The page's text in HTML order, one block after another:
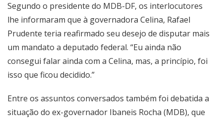
Segundo o presidente do MDB-DF, os interlocutores
lhe informaram que à governadora Celina, Rafael
Prudente teria reafirmado seu desejo de disputar mais
um mandato a deputado federal. “Eu ainda não
consegui falar ainda com a Celina, mas, a princípio, foi
isso que ficou decidido.”
Entre os assuntos conversados também foi debatida a
situação do ex-governador Ibaneis Rocha (MDB), que